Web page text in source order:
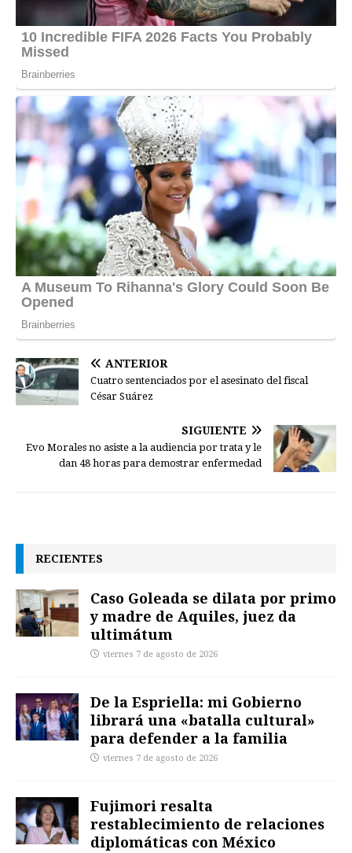
ANTERIOR
Cuatro sentenciados por el asesinato del fiscal
César Suárez
SIGUIENTE
Evo Morales no asiste a la audiencia por trata y le
dan 48 horas para demostrar enfermedad
RECIENTES
Caso Goleada se dilata por primo
y madre de Aquiles, juez da
ultimátum
viernes 7 de agosto de 2026
De la Espriella: mi Gobierno
librará una «batalla cultural»
para defender a la familia
viernes 7 de agosto de 2026
Fujimori resalta
restablecimiento de relaciones
diplomáticas con México